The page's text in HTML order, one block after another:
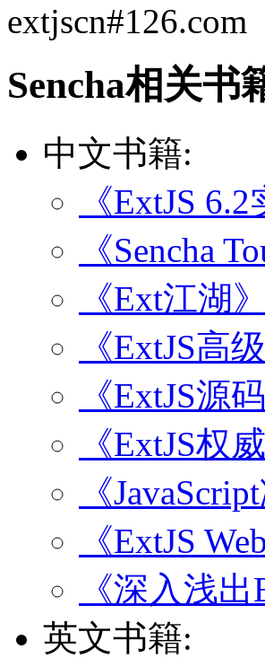
extjscn#126.com
Sencha相关书
中文书籍:
《ExtJS 6.2
《Sencha
《Ext江湖》
《ExtJS高
《ExtJS源
《ExtJS权
《
《ExtJS
《深入浅出
英文书籍: